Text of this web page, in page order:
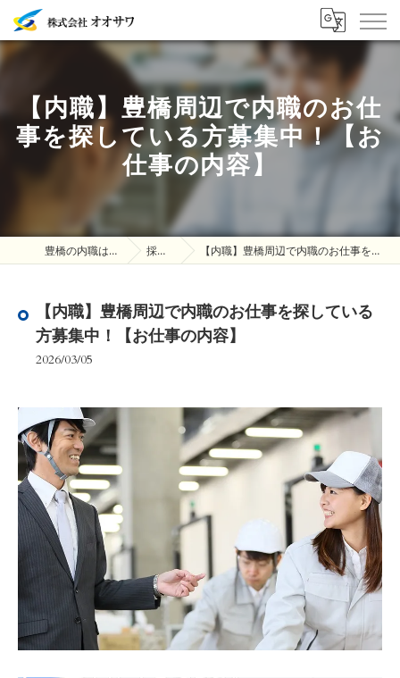
【内職】豊橋周辺で内職のお仕
事を探している方募集中！【お
仕事の内容】
豊橋の内職は株式会社オオサワ 採用ブログ 【内職】豊橋周辺で内職のお仕事を探している方募集中！【お仕事の内容】
【内職】豊橋周辺で内職のお仕事を探している
方募集中！【お仕事の内容】
2026/03/05